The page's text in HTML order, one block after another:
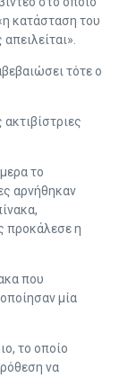
κατάσταση του
τότε ο
το
αρνήθηκαν
προκάλεσε η
που
μία
το οποίο
να